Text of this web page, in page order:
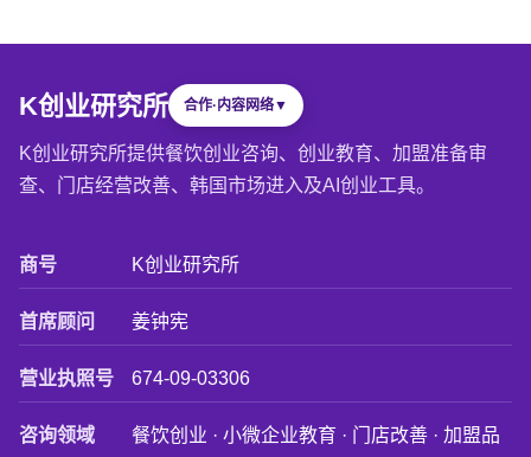
K创业研究所 合作·内容网络▼
K创业研究所提供餐饮创业咨询、创业教育、加盟准备审
查、门店经营改善、韩国市场进入及AI创业工具。
商号 K创业研究所
首席顾问 姜钟宪
营业执照号 674-09-03306
咨询领域
餐饮创业 · 小微企业教育 · 门店改善 · 加盟品